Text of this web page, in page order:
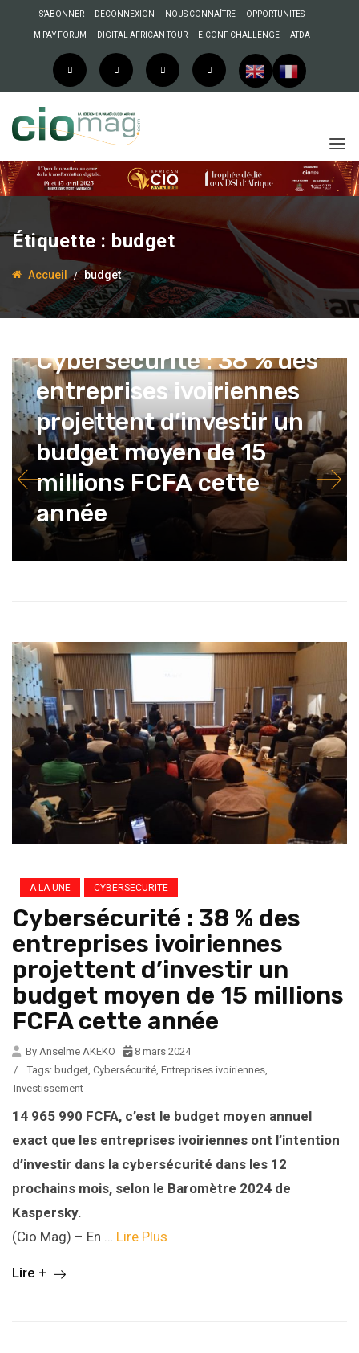
S’ABONNER DECONNEXION NOUS CONNAÎTRE OPPORTUNITES
M PAY FORUM DIGITAL AFRICAN TOUR E.CONF CHALLENGE ATDA
Étiquette : budget
Accueil budget
Cybersécurité : 38 % des
entreprises ivoiriennes
projettent d’investir un
budget moyen de 15
millions FCFA cette
année
A LA UNE CYBERSECURITE
Cybersécurité : 38 % des
entreprises ivoiriennes
projettent d’investir un
budget moyen de 15 millions
FCFA cette année
By Anselme AKEKO
8 mars 2024
/
Tags: budget, Cybersécurité, Entreprises ivoiriennes,
Investissement
14 965 990 FCFA, c’est le budget moyen annuel
exact que les entreprises ivoiriennes ont l’intention
d’investir dans la cybersécurité dans les 12
prochains mois, selon le Baromètre 2024 de
Kaspersky.
(Cio Mag) – En … Lire Plus
Lire +